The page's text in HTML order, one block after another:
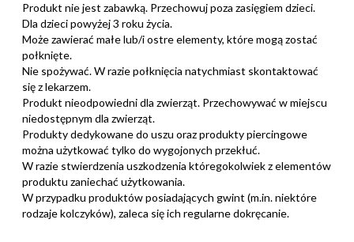
Produkt nie jest zabawką. Przechowuj poza zasięgiem dzieci.
Dla dzieci powyżej 3 roku życia.
Może zawierać małe lub/i ostre elementy, które mogą zostać
połknięte.
Nie spożywać. W razie połknięcia natychmiast skontaktować
się z lekarzem.
Produkt nieodpowiedni dla zwierząt. Przechowywać w miejscu
niedostępnym dla zwierząt.
Produkty dedykowane do uszu oraz produkty piercingowe
można użytkować tylko do wygojonych przekłuć.
W razie stwierdzenia uszkodzenia któregokolwiek z elementów
produktu zaniechać użytkowania.
W przypadku produktów posiadających gwint (m.in. niektóre
rodzaje kolczyków), zaleca się ich regularne dokręcanie.